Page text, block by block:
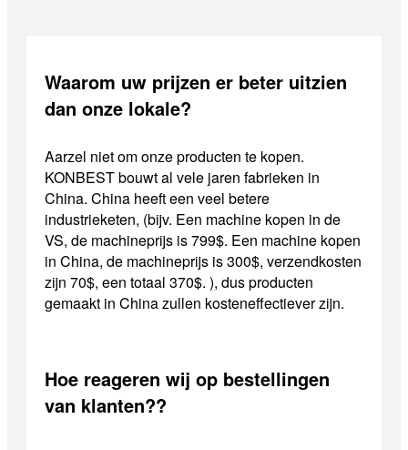
Waarom uw prijzen er beter uitzien
dan onze lokale?
Aarzel niet om onze producten te kopen.
KONBEST bouwt al vele jaren fabrieken in
China. China heeft een veel betere
industrieketen, (bijv. Een machine kopen in de
VS, de machineprijs is 799$. Een machine kopen
in China, de machineprijs is 300$, verzendkosten
zijn 70$, een totaal 370$. ), dus producten
gemaakt in China zullen kosteneffectiever zijn.
Hoe reageren wij op bestellingen
van klanten??